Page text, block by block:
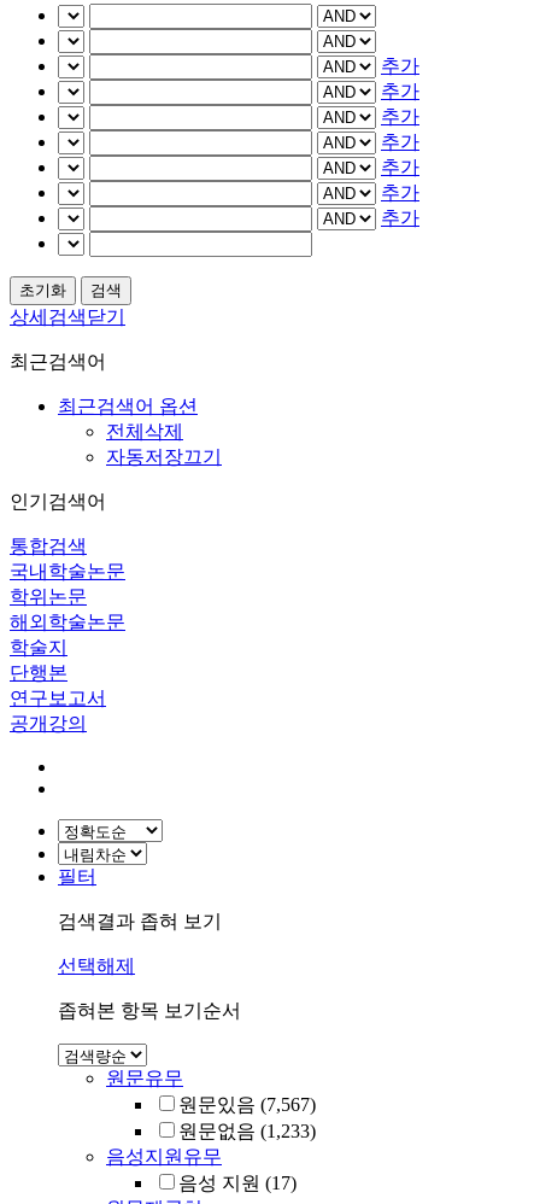
추가
추가
추가
추가
추가
추가
추가
상세검색닫기
최근검색어
최근검색어 옵션
전체삭제
자동저장끄기
인기검색어
통합검색
국내학술논문
학위논문
해외학술논문
학술지
단행본
연구보고서
공개강의
필터
검색결과 좁혀 보기
선택해제
좁혀본 항목 보기순서
원문유무
원문있음 (7,567)
원문없음 (1,233)
음성지원유무
음성 지원 (17)